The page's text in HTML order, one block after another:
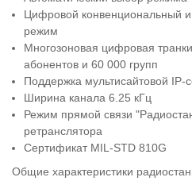
Цифровой конвенциональный
режим
Многозоновая цифровая
абонентов и 60 000 групп
Поддержка мультисайтовой IP-
Ширина канала 6.25 кГц
Режим прямой связи
ретранслятора
Сертификат MIL-STD 810G
Общие характеристики